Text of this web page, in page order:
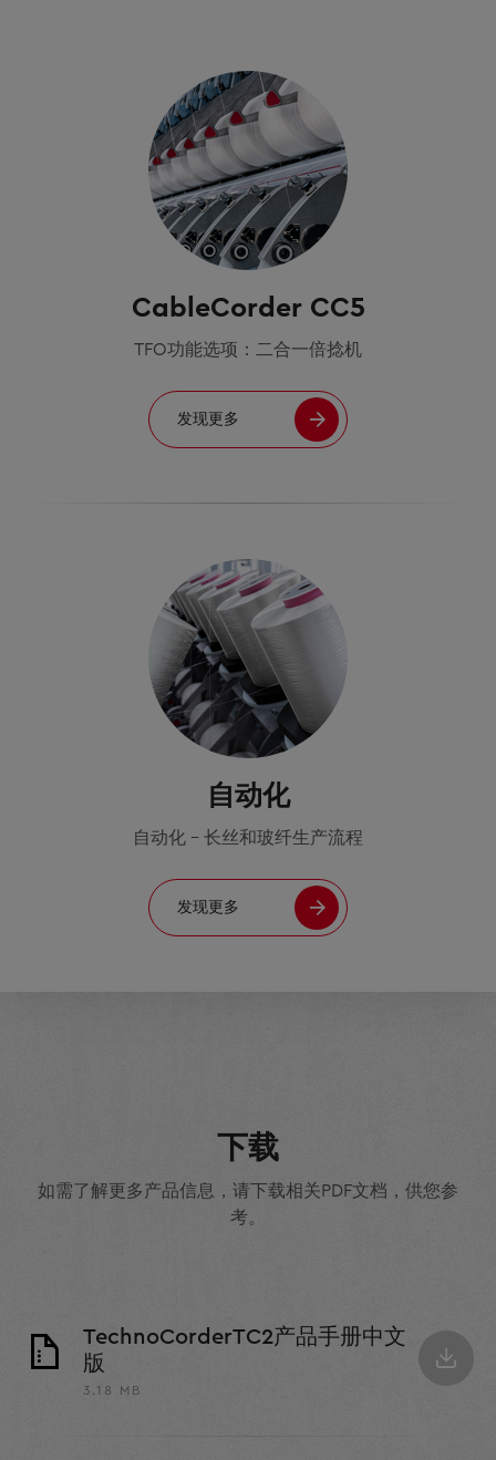
CableCorder CC5
TFO功能选项：二合一倍捻机
发现更多
自动化
自动化 - 长丝和玻纤生产流程
发现更多
下载
如需了解更多产品信息，请下载相关PDF文档，供您参
考。
TechnoCorderTC2产品手册中文
版
3.18 MB